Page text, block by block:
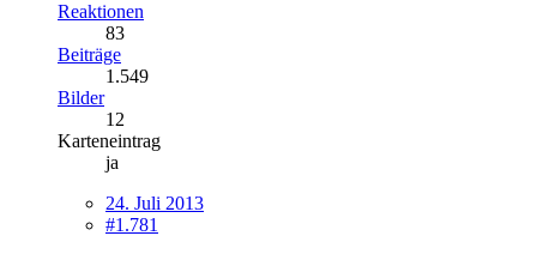
Reaktionen
83
Beiträge
1.549
Bilder
12
Karteneintrag
ja
24. Juli 2013
#1.781